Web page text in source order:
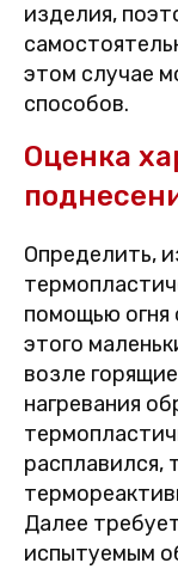
изделия,
этом случае
способов.
Оценка
Определить,
помощью огня
этого
возле
нагревания
расплавился,
Далее
испытуемым